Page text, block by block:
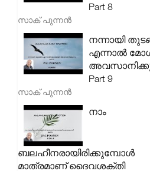
Part 8
സാക് പുന്നൻ
നന്നായി
എന്നാൽ
Part 9
സാക് പുന്നൻ
നാം
ബലഹീനരായിരിക്കുമ്പോൾ
മാത്രമാണ് ദൈവശക്തി